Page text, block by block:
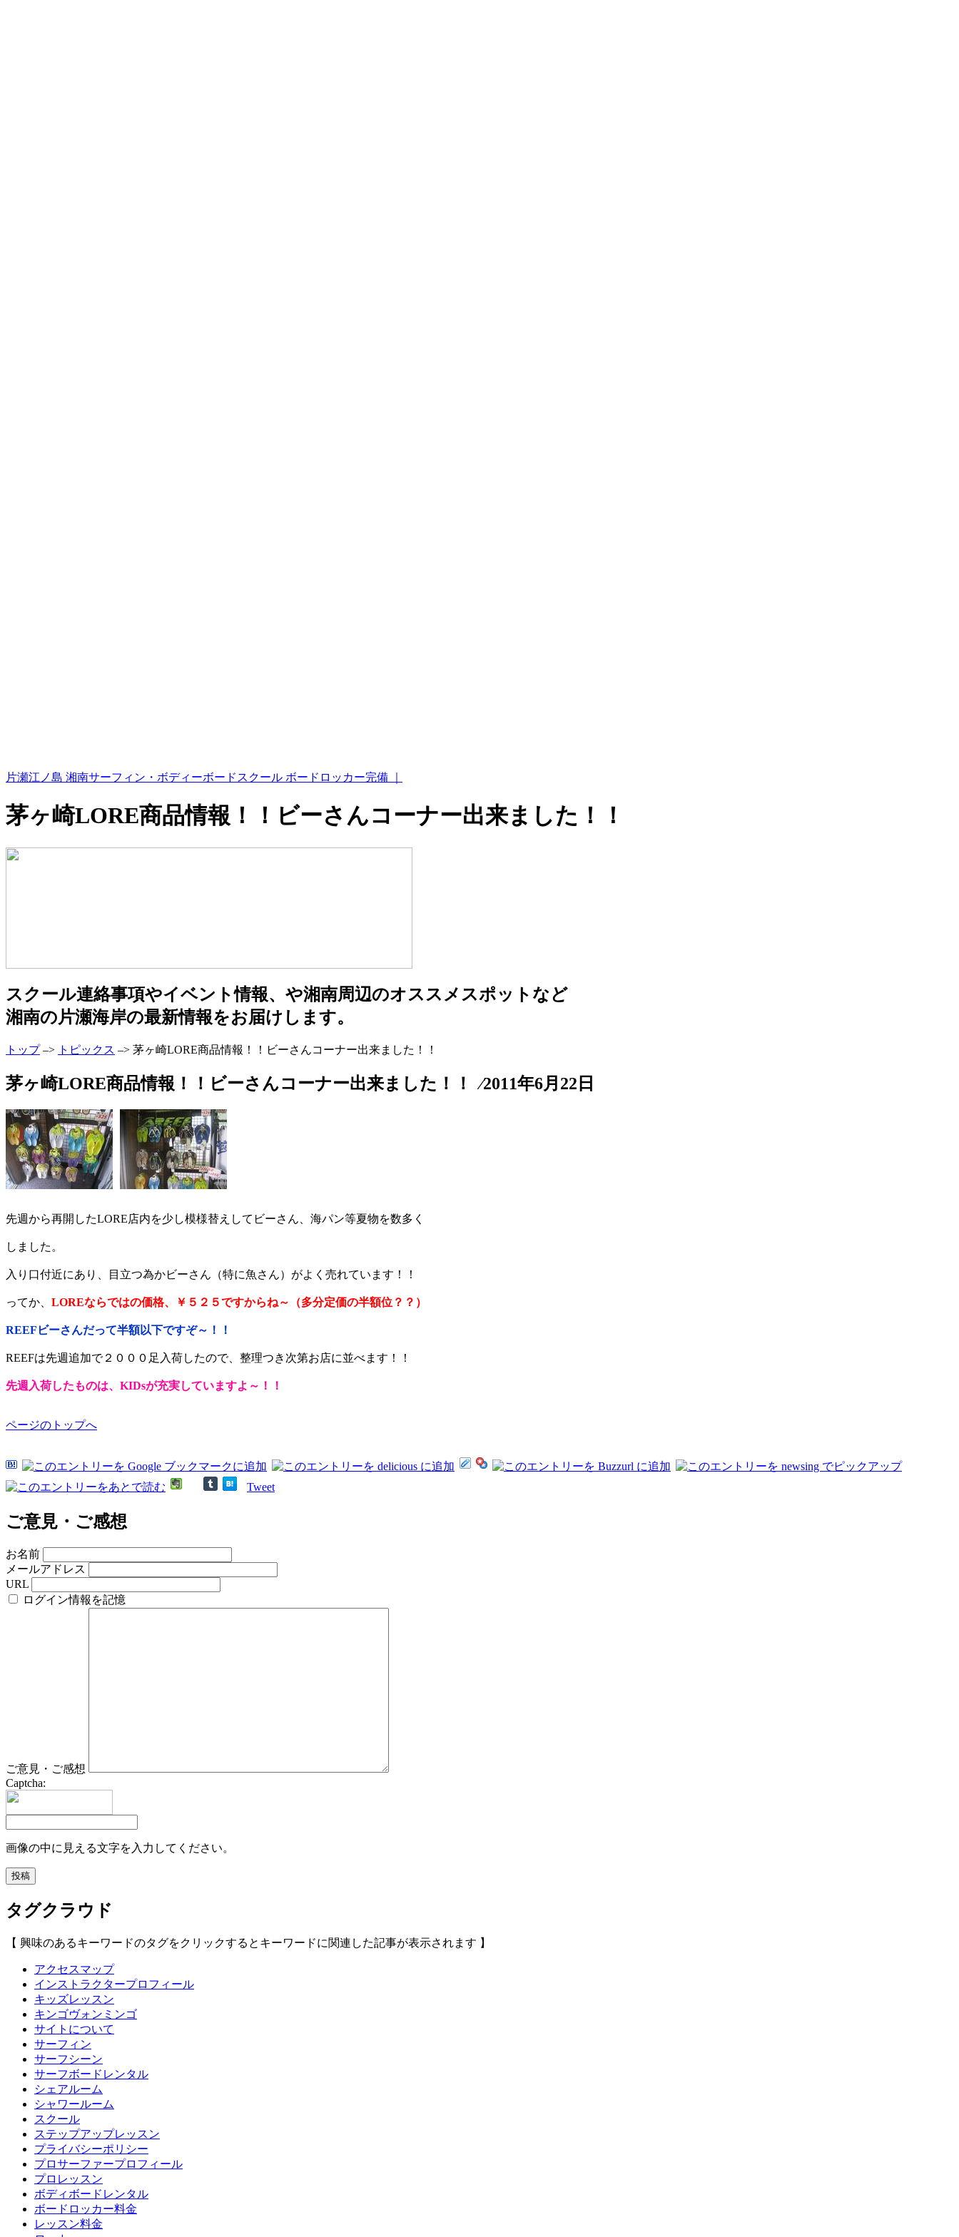
片瀬江ノ島 湘南サーフィン・ボディーボードスクール ボードロッカー完備 ｜
茅ヶ崎LORE商品情報！！ビーさんコーナー出来ました！！
スクール連絡事項やイベント情報、や湘南周辺のオススメスポットなど
湘南の片瀬海岸の最新情報をお届けします。
トップ–> トピックス –> 茅ヶ崎LORE商品情報！！ビーさんコーナー出来ました！！
茅ヶ崎LORE商品情報！！ビーさんコーナー出来ました！！ ⁄2011年6月22日
先週から再開したLORE店内を少し模様替えしてビーさん、海パン等夏物を数多く
しました。
入り口付近にあり、目立つ為かビーさん（特に魚さん）がよく売れています！！
ってか、 LOREならではの価格、￥５２５ですからね～（多分定価の半額位？？）
REEFビーさんだって半額以下ですぞ～！！
REEFは先週追加で２０００足入荷したので、整理つき次第お店に並べます！！
先週入荷したものは、KIDsが充実していますよ～！！
ページのトップへ
Tweet
ご意見・ご感想
お名前
メールアドレス
URL
ログイン情報を記憶
ご意見・ご感想
Captcha:
画像の中に見える文字を入力してください。
タグクラウド
【 興味のあるキーワードのタグをクリックするとキーワードに関連した記事が表示されます 】
アクセスマップ
インストラクタープロフィール
キッズレッスン
キンゴヴォンミンゴ
サイトについて
サーフィン
サーフシーン
サーフボードレンタル
シェアルーム
シャワールーム
スクール
ステップアップレッスン
プライバシーポリシー
プロサーファープロフィール
プロレッスン
ボディボードレンタル
ボードロッカー料金
レッスン料金